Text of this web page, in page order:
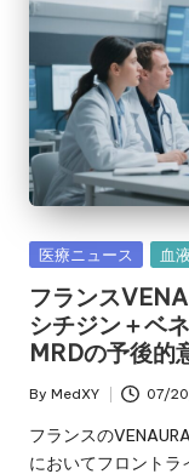
Posted
医療ニュース 血
フランス
シチジン＋ベ
MRDの予後的
Posted
by
By MedXY 07/
フランスの
においてフロントラ